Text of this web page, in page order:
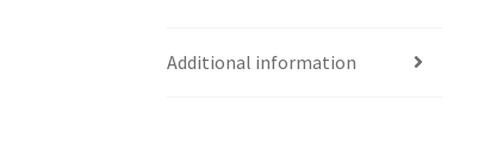
Additional information